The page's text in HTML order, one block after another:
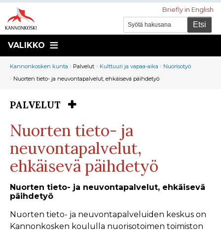
Briefly in English
VALIKKO
Murupolku
You
are
Kannonkosken kunta Palvelut Kulttuuri ja vapaa-aika
Nuorisotyö
Nuorten tieto- ja neuvontapalvelut, ehkäisevä päihdetyö
You
here:
PALVELUT
Nuorten tieto- ja
neuvontapalvelut,
ehkäisevä päihdetyö
Nuorten tieto- ja neuvontapalvelut, ehkäisevä
päihdetyö
Nuorten tieto- ja neuvontapalveluiden keskus on
Kannonkosken koululla nuorisotoimen toimiston